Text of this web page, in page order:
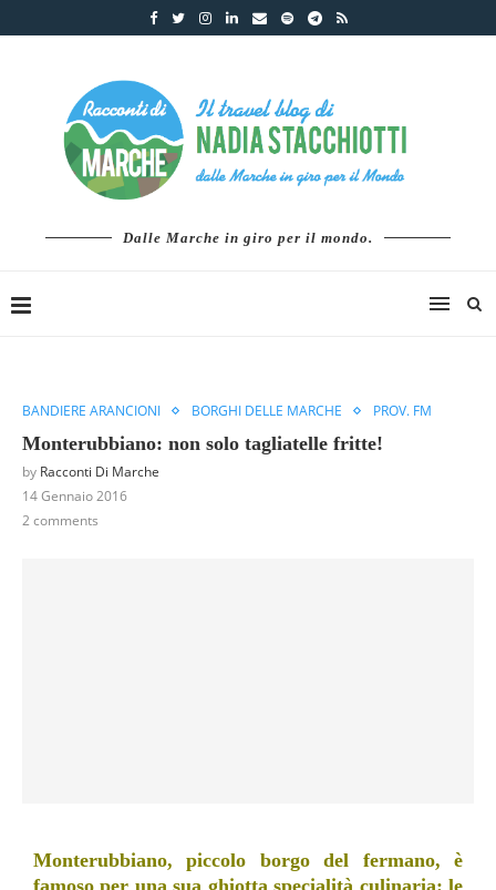
Dalle Marche in giro per il mondo.
BANDIERE ARANCIONI BORGHI DELLE MARCHE PROV. FM
Monterubbiano: non solo tagliatelle fritte!
by Racconti Di Marche
14 Gennaio 2016
2 comments
Monterubbiano, piccolo borgo del fermano, è